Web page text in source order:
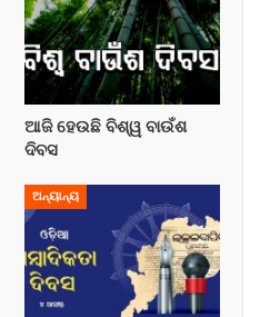
ଆଜି ହେଉଛି ବିଶ୍ୱ ବାଉଁଶ
ଦିବସ
ଅନ୍ୟାନ୍ୟ